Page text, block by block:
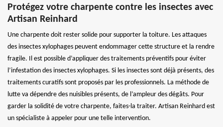
Protégez votre charpente contre les insectes avec
Artisan Reinhard
Une charpente doit rester solide pour supporter la toiture. Les attaques
des insectes xylophages peuvent endommager cette structure et la rendre
fragile. Il est possible d’appliquer des traitements préventifs pour éviter
l’infestation des insectes xylophages. Si les insectes sont déjà présents, des
traitements curatifs sont proposés par les professionnels. La méthode de
lutte va dépendre des nuisibles présents, de l’ampleur des dégâts. Pour
garder la solidité de votre charpente, faites-la traiter. Artisan Reinhard est
un spécialiste à appeler pour une telle intervention.